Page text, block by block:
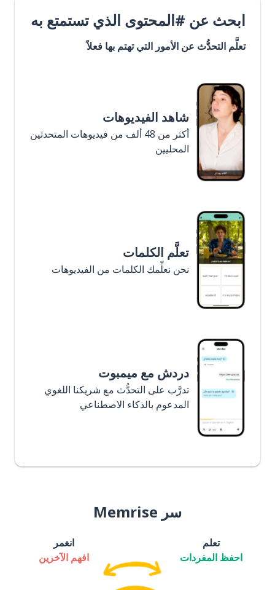
ابحث عن #المحتوى الذي تستمتع به
تعلَّم التحدُّث عن الأمور التي تهتم بها فعلاً
شاهد الفيديوهات
أكثر من 48 ألف من فيديوهات المتحدثين
المحليين
تعلَّم الكلمات
نحن نعلِّمك الكلمات من الفيديوهات
دردش مع ميمبوت
تدرَّب على التحدُّث مع شريكنا اللغوي
المدعوم بالذكاء الاصطناعي
سر Memrise
تعلم
احفظ المفردات
انغمر
افهم الآخرين